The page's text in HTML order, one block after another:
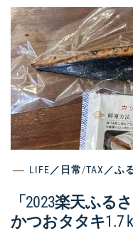
LIFE／日常/TAX／ふ
「2023楽天ふる
かつおタタキ1.7